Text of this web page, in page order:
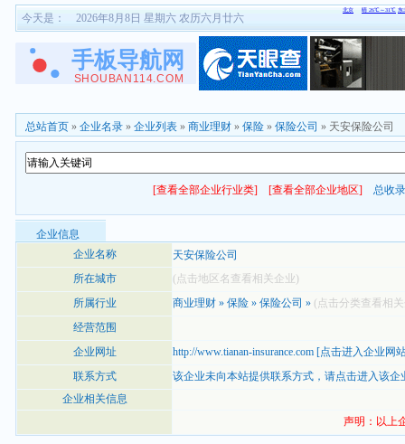
今天是： 2026年8月8日 星期六 农历六月廿六
总站首页 » 企业名录 » 企业列表 » 商业理财 » 保险 » 保险公司 » 天安保险公司
[查看全部企业行业类] [查看全部企业地区] 总收
企业信息
企业名称
天安保险公司
所在城市
(点击地区名查看相关企业)
所属行业
商业理财 » 保险 » 保险公司 » (点击分类查看相
经营范围
企业网址
http://www.tianan-insurance.com [点击进入企业网
联系方式
该企业未向本站提供联系方式， 请点击进入该企
企业相关信息
声明：以上